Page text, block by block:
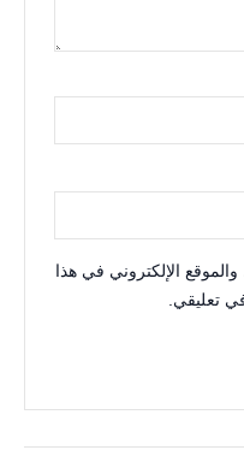
الإلكتروني في هذا
تعليقي.